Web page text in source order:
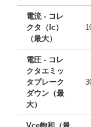
電流 - コレ
クタ（Ic）
（最大）
電圧 - コレ
クタエミッ
タブレーク
ダウン（最
大）